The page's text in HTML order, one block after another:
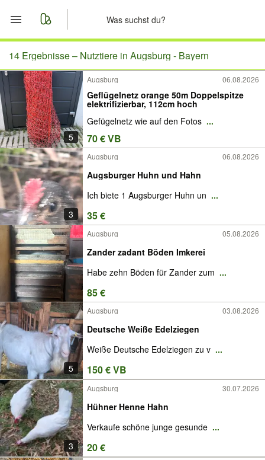
Start
Merkliste
Nachrichten
Anzeige aufgeben
14 Ergebnisse – Nutztiere in Augsburg - Bayern
5
Augsburg 06.08.2026
Geflügelnetz orange 50m Doppelspitze
elektrifizierbar, 112cm hoch
Gefügelnetz wie auf den Fotos ...
70 € VB
3
Augsburg 06.08.2026
Augsburger Huhn und Hahn
Ich biete 1 Augsburger Huhn un ...
35 €
Augsburg 05.08.2026
Zander zadant Böden Imkerei
Habe zehn Böden für Zander zum ...
85 €
5
Augsburg 03.08.2026
Deutsche Weiße Edelziegen
Weiße Deutsche Edelziegen zu v ...
150 € VB
3
Augsburg 30.07.2026
Hühner Henne Hahn
Verkaufe schöne junge gesunde ...
20 €